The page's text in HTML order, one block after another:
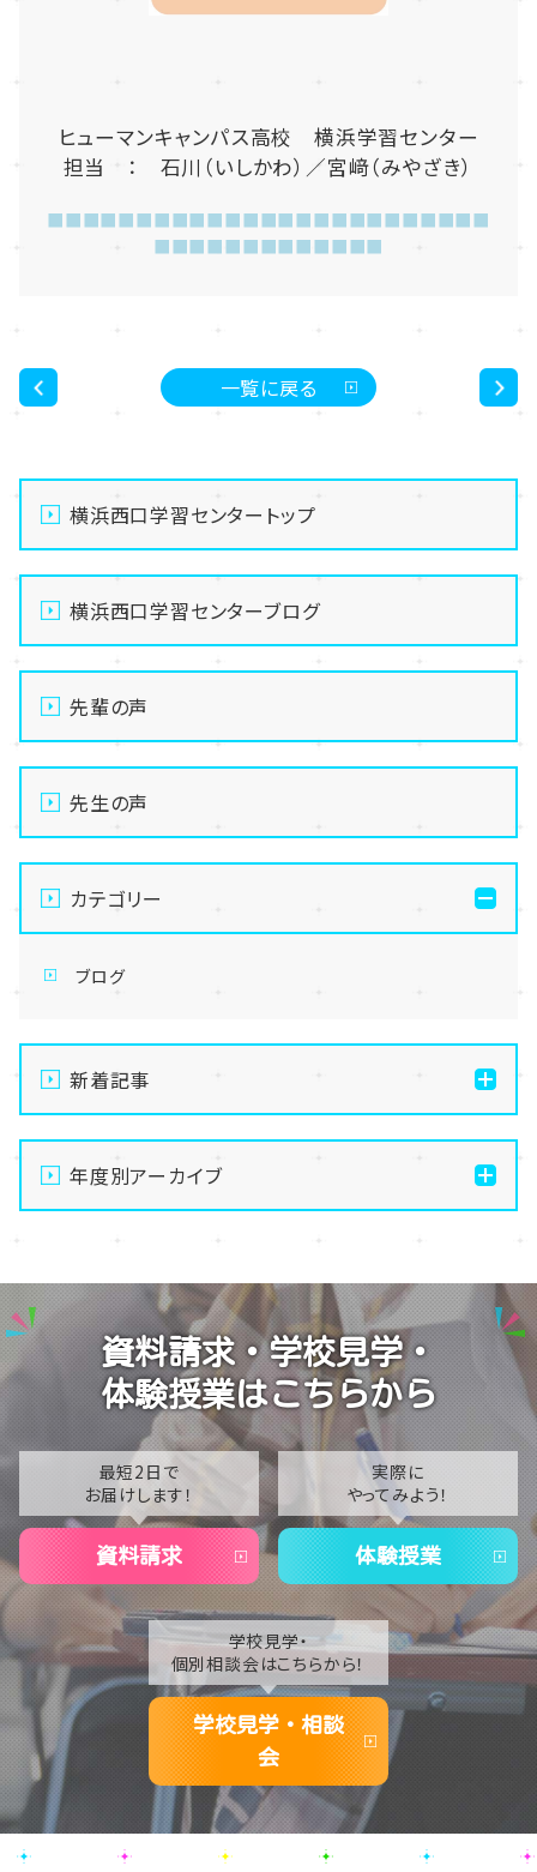
ヒューマンキャンパス高校 横浜学習センター
担当 ： 石川（いしかわ）／宮﨑（みやざき）
■■■■■■■■■■■■■■■■■■■■■■■■■
■■■■■■■■■■■■■
一覧に戻る
横浜西口学習センタートップ
横浜西口学習センターブログ
先輩の声
先生の声
カテゴリー
ブログ
新着記事
【横浜】お知らせ★8月23日に入試説明会を実施します
【横浜】８月の体験授業のおしらせ
【おしらせ】今月の体験授業のご案内
【おしらせ】レクリエーションスポーツ活動
年度別アーカイブ
2025
2024
2023
2021
2020
資料請求・学校見学・
体験授業はこちらから
最短2日で
お届けします！
資料請求
実際に
やってみよう！
体験授業
学校見学・
個別相談会はこちらから！
学校見学・相談
会